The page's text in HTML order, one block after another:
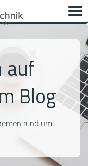
auf
Blog
rund um